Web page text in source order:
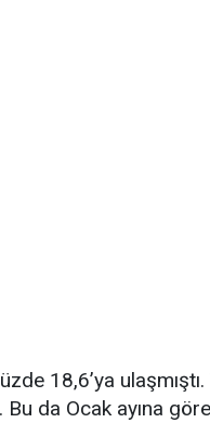
18,6’ya
da Ocak ayına